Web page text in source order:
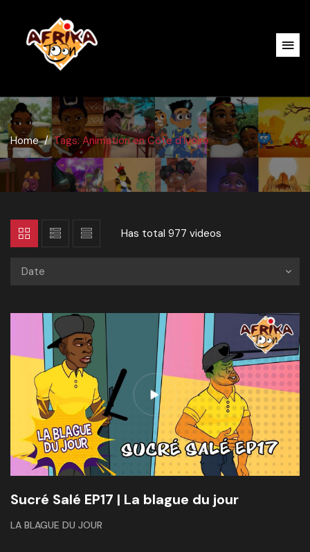
Home Tags: Animation en Côte d'Ivoire
Has total 977 videos
Date
Sucré Salé EP17 | La blague du jour
LA BLAGUE DU JOUR